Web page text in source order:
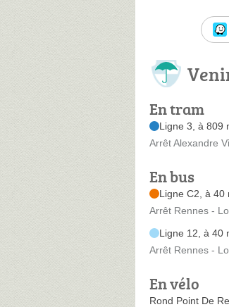
En tram
Ligne 3, à 809
Arrêt Alexandre
En bus
Ligne C2, à 40
Arrêt Rennes -
Ligne 12, à 40
Arrêt Rennes -
En vélo
Rond Point De